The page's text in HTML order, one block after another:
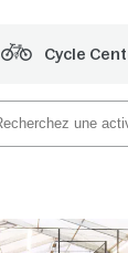
Cycle